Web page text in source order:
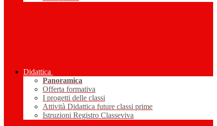
Didattica
Panoramica
Offerta formativa
I progetti delle classi
Attività Didattica future classi prime
Istruzioni Registro Classeviva